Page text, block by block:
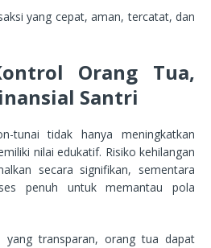
yang cepat, aman, tercatat, dan
Orang Tua,
Santri
tunai tidak hanya meningkatkan
nilai edukatif. Risiko kehilangan
secara signifikan, sementara
penuh untuk memantau pola
yang transparan, orang tua dapat